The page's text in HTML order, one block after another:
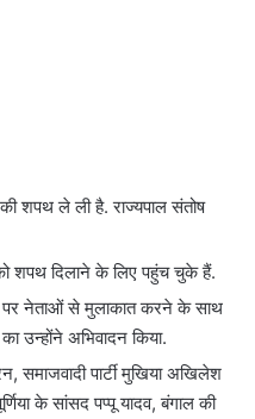
शपथ ले ली है. राज्यपाल संतोष
शपथ दिलाने के लिए पहुंच चुके हैं.
नेताओं से मुलाकात करने के साथ
उन्होंने अभिवादन किया.
समाजवादी पार्टी मुखिया अखिलेश
के सांसद पप्पू यादव, बंगाल की